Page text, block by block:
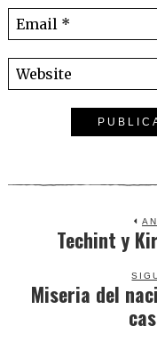
Techint y
Miseria del